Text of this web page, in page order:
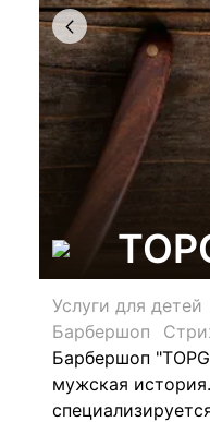
Услуги для детей
Барбершоп
Барбершоп
мужская